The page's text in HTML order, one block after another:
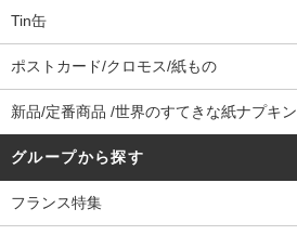
Tin缶
ポストカード/クロモス/紙もの
新品/定番商品 /世界のすてきな紙ナプキン
グループから探す
フランス特集